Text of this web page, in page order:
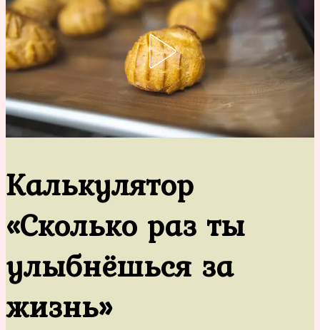
Калькулятор
«Сколько раз ты
улыбнёшься за
жизнь»